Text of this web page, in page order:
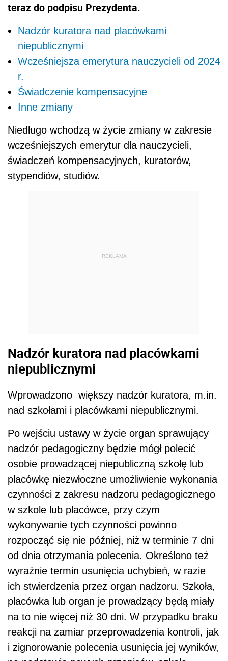
teraz do podpisu Prezydenta.
Nadzór kuratora nad placówkami
niepublicznymi
Wcześniejsza emerytura nauczycieli od 2024
r.
Świadczenie kompensacyjne
Inne zmiany
Niedługo wchodzą w życie zmiany w zakresie
wcześniejszych emerytur dla nauczycieli,
świadczeń kompensacyjnych, kuratorów,
stypendiów, studiów.
REKLAMA
Nadzór kuratora nad placówkami
niepublicznymi
Wprowadzono większy nadzór kuratora, m.in.
nad szkołami i placówkami niepublicznymi.
Po wejściu ustawy w życie organ sprawujący
nadzór pedagogiczny będzie mógł polecić
osobie prowadzącej niepubliczną szkołę lub
placówkę niezwłoczne umożliwienie wykonania
czynności z zakresu nadzoru pedagogicznego
w szkole lub placówce, przy czym
wykonywanie tych czynności powinno
rozpocząć się nie później, niż w terminie 7 dni
od dnia otrzymania polecenia. Określono też
wyraźnie termin usunięcia uchybień, w razie
ich stwierdzenia przez organ nadzoru. Szkoła,
placówka lub organ je prowadzący będą miały
na to nie więcej niż 30 dni. W przypadku braku
reakcji na zamiar przeprowadzenia kontroli, jak
i zignorowanie polecenia usunięcia jej wyników,